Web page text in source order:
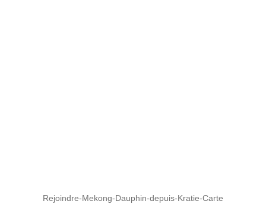
Rejoindre-Mekong-Dauphin-depuis-Kratie-Carte